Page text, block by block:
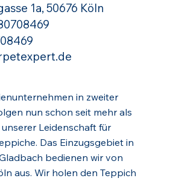
in zweiter
nun schon seit mehr als
Leidenschaft für
Das Einzugsgebiet in
bedienen wir von
aus. Wir holen den Teppich
1a, 50676 Köln